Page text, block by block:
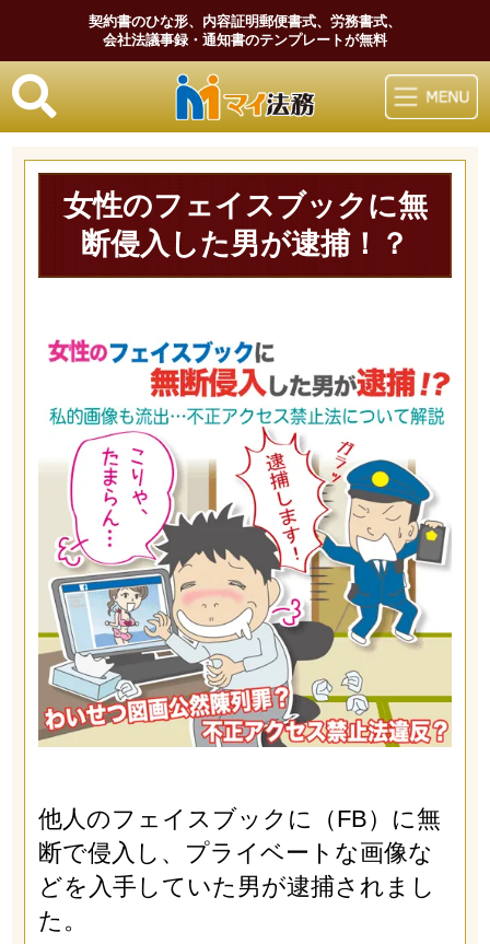
契約書のひな形、内容証明郵便書式、労務書式、
会社法議事録・通知書のテンプレートが無料
マイ法務
女性のフェイスブックに無
断侵入した男が逮捕！？
他人のフェイスブックに（FB）に無
断で侵入し、プライベートな画像な
どを入手していた男が逮捕されまし
た。